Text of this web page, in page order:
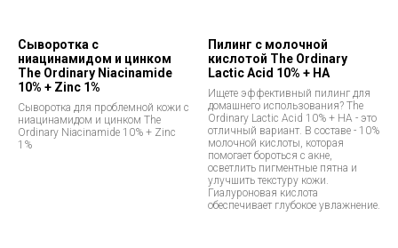
Сыворотка с
ниацинамидом и цинком
The Ordinary Niacinamide
10% + Zinc 1%
Сыворотка для проблемной кожи с
ниацинамидом и цинком The
Ordinary Niacinamide 10% + Zinc
1%
Пилинг с молочной
кислотой The Ordinary
Lactic Acid 10% + HA
Ищете эффективный пилинг для
домашнего использования? The
Ordinary Lactic Acid 10% + HA - это
отличный вариант. В составе - 10%
молочной кислоты, которая
помогает бороться с акне,
осветлить пигментные пятна и
улучшить текстуру кожи.
Гиалуроновая кислота
обеспечивает глубокое увлажнение.